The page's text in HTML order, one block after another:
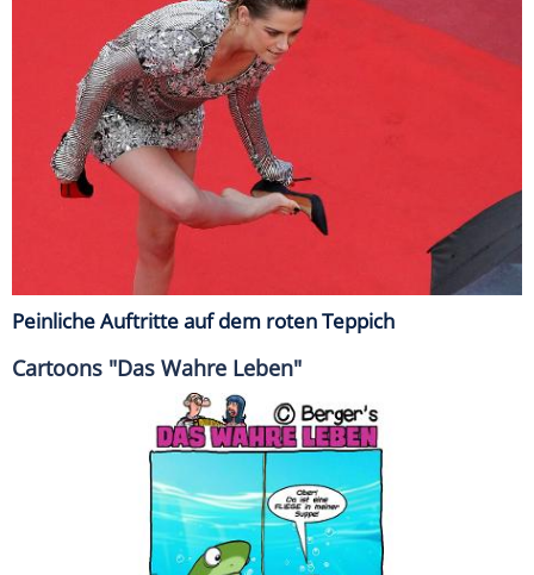
Peinliche Auftritte auf dem roten Teppich
Cartoons "Das Wahre Leben"